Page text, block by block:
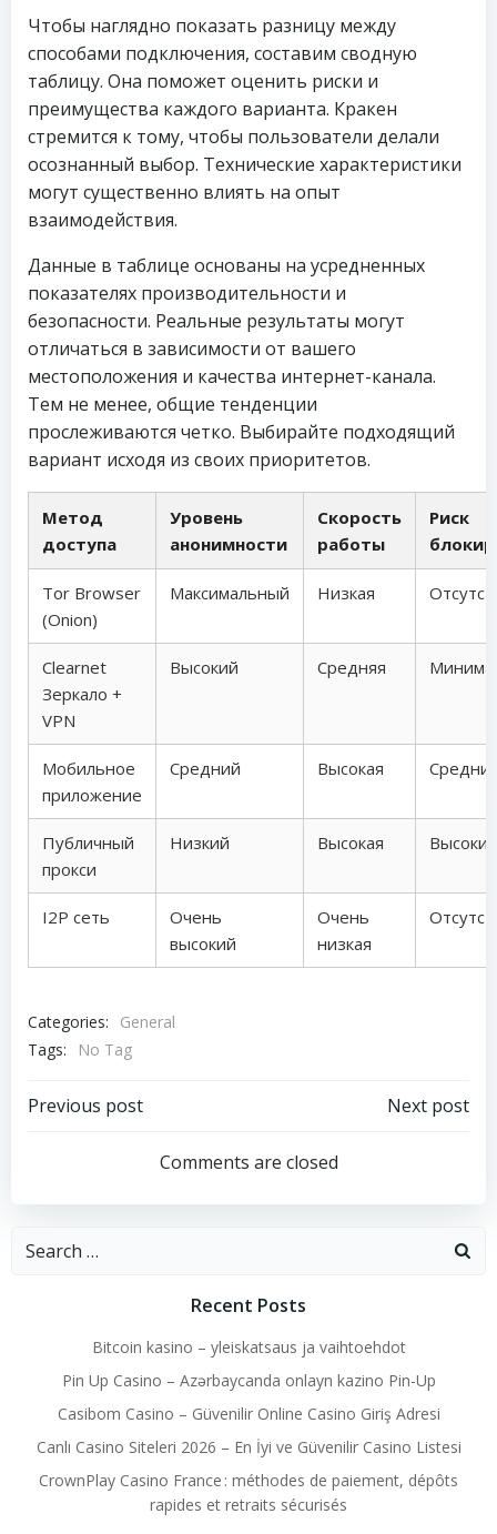
Чтобы наглядно показать разницу между
способами подключения, составим сводную
таблицу. Она поможет оценить риски и
преимущества каждого варианта. Кракен
стремится к тому, чтобы пользователи делали
осознанный выбор. Технические характеристики
могут существенно влиять на опыт
взаимодействия.
Данные в таблице основаны на усредненных
показателях производительности и
безопасности. Реальные результаты могут
отличаться в зависимости от вашего
местоположения и качества интернет-канала.
Тем не менее, общие тенденции
прослеживаются четко. Выбирайте подходящий
вариант исходя из своих приоритетов.
Метод
доступа
Уровень
анонимности
Скорость
работы
Риск
Tor Browser
(Onion)
Максимальный Низкая
Clearnet
Зеркало +
VPN
Высокий Средняя
Мобильное
приложение
Средний Высокая
Публичный
прокси
Низкий Высокая Высокий
I2P сеть
Очень
высокий
Очень
низкая
Categories:
General
Tags:
No Tag
Post
navigation
Previous post
navigation
Next post
Comments are closed
Search
Recent Posts
Bitcoin kasino – yleiskatsaus ja vaihtoehdot
Pin Up Casino – Azərbaycanda onlayn kazino Pin-Up
Casibom Casino – Güvenilir Online Casino Giriş Adresi
Canlı Casino Siteleri 2026 – En İyi ve Güvenilir Casino Listesi
CrownPlay Casino France : méthodes de paiement, dépôts
rapides et retraits sécurisés